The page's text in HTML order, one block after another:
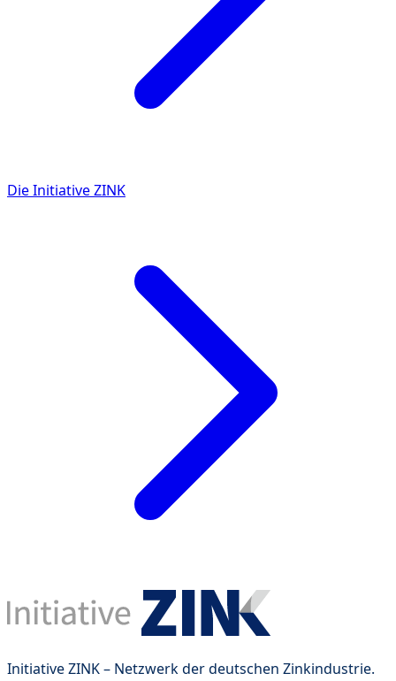
Die Initiative ZINK
Initiative ZINK – Netzwerk der deutschen Zinkindustrie.